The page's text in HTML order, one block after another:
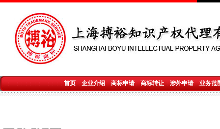
首页 企业介绍 商标申请 商标转让 涉外申请 业务范